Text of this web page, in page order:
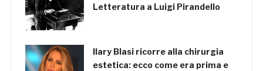
Letteratura a Luigi Pirandello
Ilary Blasi ricorre alla chirurgia
estetica: ecco come era prima e